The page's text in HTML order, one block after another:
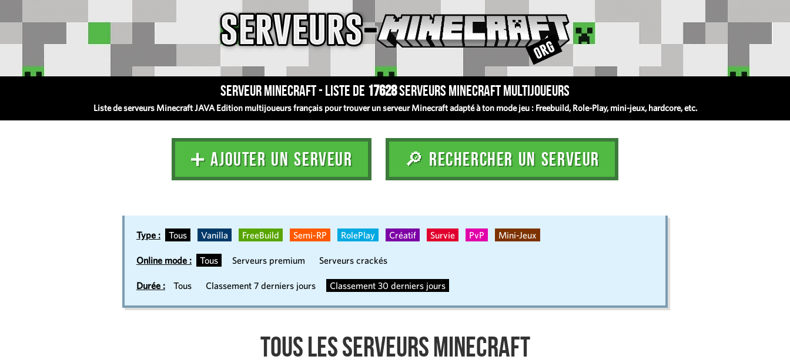
Serveur Minecraft - Liste de 17628serveurs Minecraft multijoueurs
Liste de serveurs Minecraft JAVA Edition multijoueurs français pour trouver un serveur Minecraft adapté à ton mode jeu : Freebuild, Role-Play, mini-jeux, hardcore, etc.
➕ AJOUTER UN SERVEUR 🔎 RECHERCHER UN SERVEUR
Type : Tous Vanilla FreeBuild Semi-RP RolePlay Créatif Survie PvP Mini-Jeux
Online mode : Tous Serveurs premium Serveurs crackés
Durée : Tous Classement 7 derniers jours Classement 30 derniers jours
Tous les serveurs Minecraft